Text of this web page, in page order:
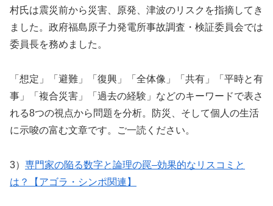
村氏は震災前から災害、原発、津波のリスクを指摘してき
ました。政府福島原子力発電所事故調査・検証委員会では
委員長を務めました。
「想定」「避難」「復興」「全体像」「共有」「平時と有
事」「複合災害」「過去の経験」などのキーワードで表さ
れる8つの視点から問題を分析。防災、そして個人の生活
に示唆の富む文章です。ご一読ください。
3） 専門家の陥る数字と論理の罠–効果的なリスコミと
は？【アゴラ・シンポ関連】